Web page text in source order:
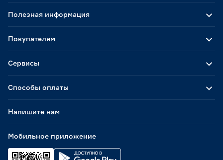
Способы оплаты
Мобильное приложение
Полезная информация
Покупателям
Сервисы
Напишите нам